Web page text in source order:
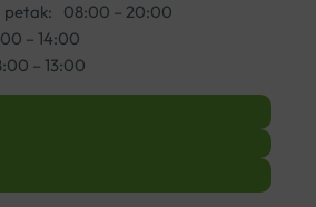
petak:
08:00 – 20:00
– 14:00
– 13:00